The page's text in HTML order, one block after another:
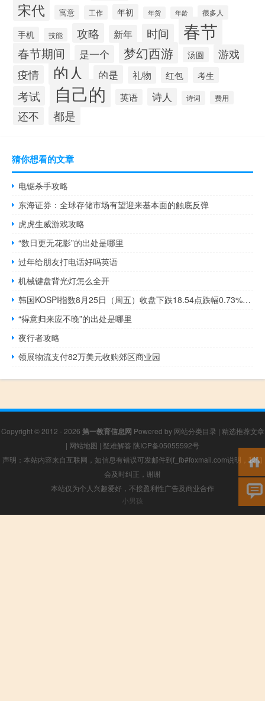
宋代 寓意 工作 年初 年货 年龄 很多人
手机 技能 攻略 新年 时间 春节
春节期间 是一个 梦幻西游 汤圆
游戏
疫情
的人 的是 礼物 红包 考生
考试 自己的 英语 诗人 诗词 费用
还不 都是
猜你想看的文章
电锯杀手攻略
东海证券：全球存储市场有望迎来基本面的触底反弹
虎虎生威游戏攻略
“数日更无花影”的出处是哪里
过年给朋友打电话好吗英语
机械键盘背光灯怎么全开
韩国KOSPI指数8月25日（周五）收盘下跌18.54点跌幅0.73%报2519.14点
“得意归来应不晚”的出处是哪里
夜行者攻略
领展物流支付82万美元收购郊区商业园
Copyright © 2012 - 2026 第一教育信息网 Powered by 网站分类目录 | 精选推荐文章
| 网站地图 | 疑难解答 陕ICP备05055592号
声明：本站内容来自互联网，如信息有错误可发邮件到f_fb#foxmail.com说明，我们
会及时纠正，谢谢
本站仅为个人兴趣爱好，不接盈利性广告及商业合作
小男孩